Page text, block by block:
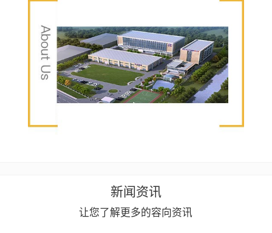
新闻资讯
让您了解更多的容向资讯